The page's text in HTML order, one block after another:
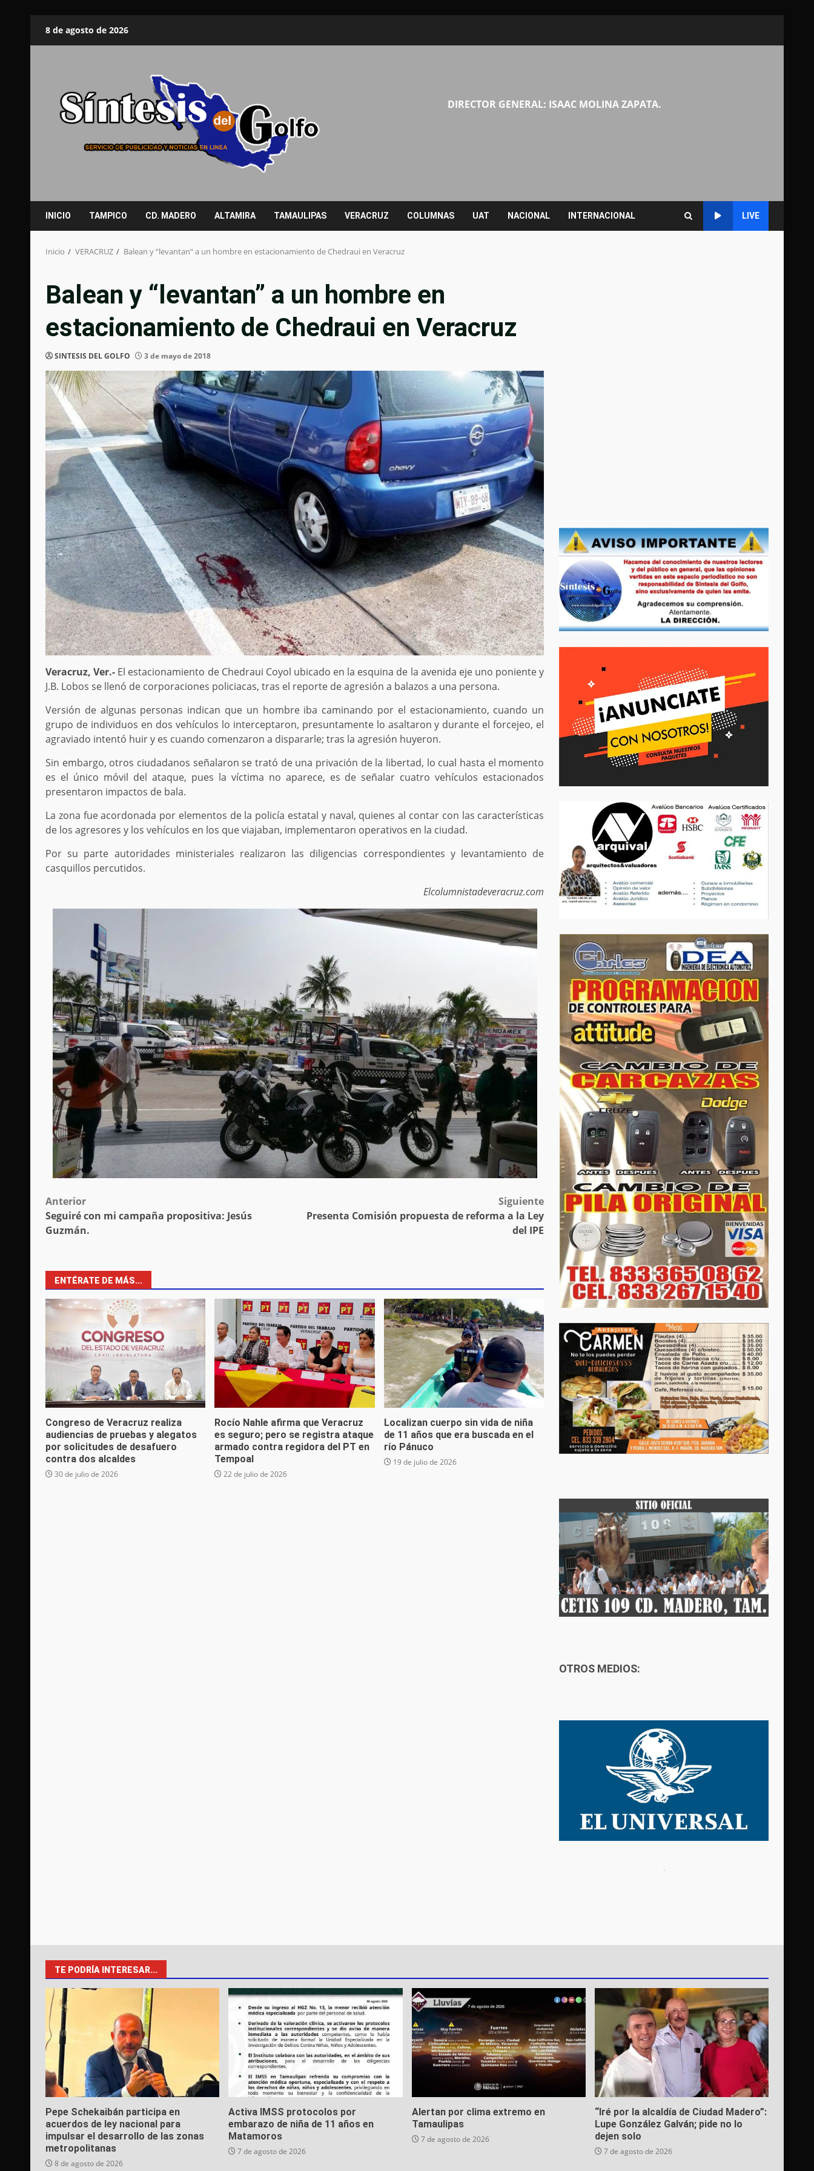
8 de agosto de 2026
DIRECTOR GENERAL: ISAAC MOLINA ZAPATA.
INICIO TAMPICO CD. MADERO ALTAMIRA TAMAULIPAS VERACRUZ COLUMNAS UAT NACIONAL INTERNACIONAL LIVE
Inicio VERACRUZ Balean y “levantan” a un hombre en estacionamiento de Chedraui en Veracruz
Balean y “levantan” a un hombre en
estacionamiento de Chedraui en Veracruz
SINTESIS DEL GOLFO 3 de mayo de 2018
Veracruz, Ver.- El estacionamiento de Chedraui Coyol ubicado en la esquina de la avenida eje uno poniente y
J.B. Lobos se llenó de corporaciones policiacas, tras el reporte de agresión a balazos a una persona.
Versión de algunas personas indican que un hombre iba caminando por el estacionamiento, cuando un
grupo de individuos en dos vehículos lo interceptaron, presuntamente lo asaltaron y durante el forcejeo, el
agraviado intentó huir y es cuando comenzaron a dispararle; tras la agresión huyeron.
Sin embargo, otros ciudadanos señalaron se trató de una privación de la libertad, lo cual hasta el momento
es el único móvil del ataque, pues la víctima no aparece, es de señalar cuatro vehículos estacionados
presentaron impactos de bala.
La zona fue acordonada por elementos de la policía estatal y naval, quienes al contar con las características
de los agresores y los vehículos en los que viajaban, implementaron operativos en la ciudad.
Por su parte autoridades ministeriales realizaron las diligencias correspondientes y levantamiento de
casquillos percutidos.
Elcolumnistadeveracruz.com
Post
navigation
Anterior
Seguiré con mi campaña propositiva: Jesús
Guzmán.
Siguiente
Presenta Comisión propuesta de reforma a la Ley
del IPE
ENTÉRATE DE MÁS...
Congreso de Veracruz realiza
audiencias de pruebas y alegatos
por solicitudes de desafuero
contra dos alcaldes
30 de julio de 2026
Rocío Nahle afirma que Veracruz
es seguro; pero se registra ataque
armado contra regidora del PT en
Tempoal
22 de julio de 2026
Localizan cuerpo sin vida de niña
de 11 años que era buscada en el
río Pánuco
19 de julio de 2026
OTROS MEDIOS:
TE PODRÍA INTERESAR...
Pepe Schekaibán participa en
acuerdos de ley nacional para
impulsar el desarrollo de las zonas
metropolitanas
8 de agosto de 2026
Activa IMSS protocolos por
embarazo de niña de 11 años en
Matamoros
7 de agosto de 2026
Alertan por clima extremo en
Tamaulipas
7 de agosto de 2026
“Iré por la alcaldía de Ciudad Madero”:
Lupe González Galván; pide no lo
dejen solo
7 de agosto de 2026